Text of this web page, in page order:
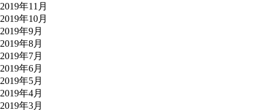
2019年11月
2019年10月
2019年9月
2019年8月
2019年7月
2019年6月
2019年5月
2019年4月
2019年3月